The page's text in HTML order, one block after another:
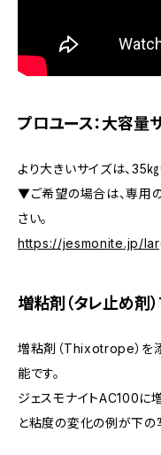
プロユース：大容量
より大きいサイズは、35
▼ご希望の場合は、専用
さい。
https://jesmonite.jp/
増粘剤（タレ止め
増粘剤（Thixotrope）を
能です。
ジェスモナイトAC100に
と粘度の変化の例が下の